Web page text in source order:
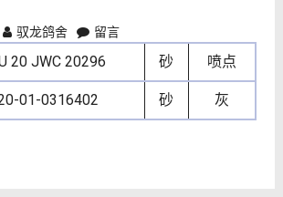
驭龙鸽舍 留言
20 JWC 20296 砂 喷点
01-0316402 砂 灰